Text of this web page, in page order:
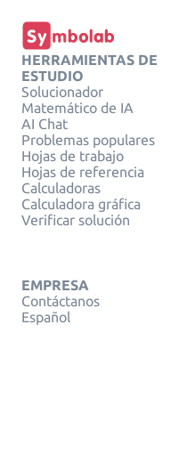
HERRAMIENTAS DE
ESTUDIO
Solucionador
Matemático de IA
AI Chat
Problemas populares
Hojas de trabajo
Hojas de referencia
Calculadoras
Calculadora gráfica
Verificar solución
EMPRESA
Contáctanos
Español